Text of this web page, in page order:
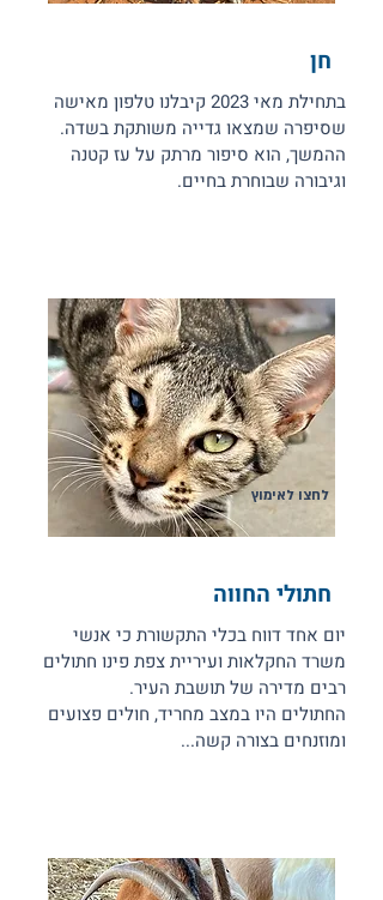
חן
בתחילת מאי 2023 קיבלנו טלפון מאישה
שסיפרה שמצאו גדייה משותקת בשדה.
ההמשך, הוא סיפור מרתק על עז קטנה
וגיבורה שבוחרת בחיים.
לחצו לאימוץ
חתולי החווה
יום אחד דווח בכלי התקשורת כי אנשי
משרד החקלאות ועיריית צפת פינו חתולים
רבים מדירה של תושבת העיר.
החתולים היו במצב מחריד, חולים פצועים
ומוזנחים בצורה קשה...